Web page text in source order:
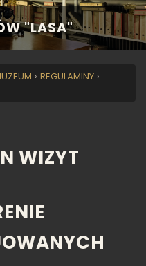
"LASA"
› REGULAMINY ›
WIZYT